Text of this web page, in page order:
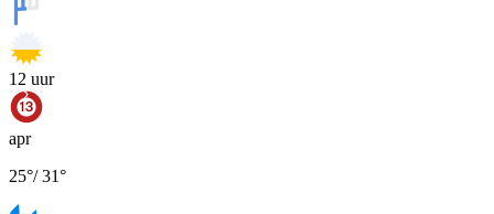
12 uur
apr
25°/31°